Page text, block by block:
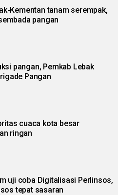
Kementan tanam serempak,
pangan
pangan, Pemkab Lebak
Pangan
cuaca kota besar
ringan
uji coba Digitalisasi Perlinsos,
tepat sasaran